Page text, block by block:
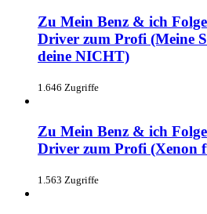
Zu Mein Benz & ich
Driver zum Profi (Meine
deine NICHT)
1.646 Zugriffe
Zu Mein Benz & ich
Driver zum Profi (Xenon
1.563 Zugriffe